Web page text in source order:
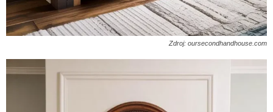
Zdroj: oursecondhandhouse.com